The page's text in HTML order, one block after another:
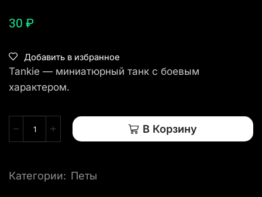
30 ₽
Добавить в избранное
Tankie — миниатюрный танк с боевым
характером.
В Корзину
Категории: Петы